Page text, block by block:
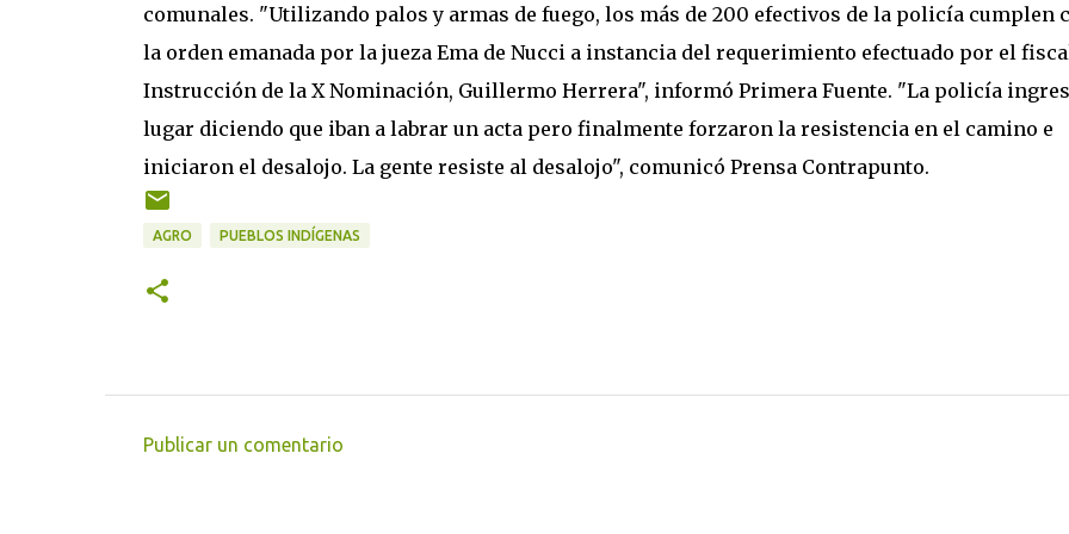
comunales. "Utilizando palos y armas de fuego, los más de 200 efectivos de la policía cumplen
la orden emanada por la jueza Ema de Nucci a instancia del requerimiento efectuado por el
Instrucción de la X Nominación, Guillermo Herrera", informó Primera Fuente. "La policía
lugar diciendo que iban a labrar un acta pero finalmente forzaron la resistencia en el camino e
iniciaron el desalojo. La gente resiste al desalojo", comunicó Prensa Contrapunto.
AGRO PUEBLOS INDÍGENAS
Publicar un comentario